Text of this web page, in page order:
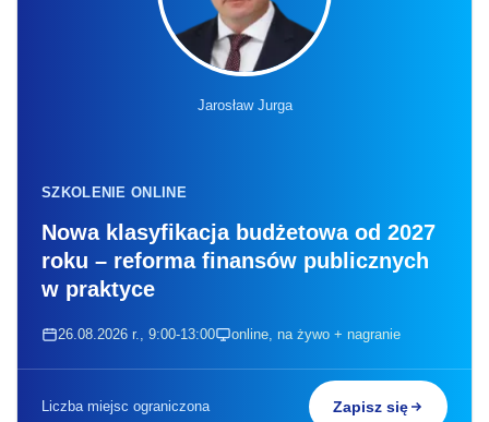
Jarosław Jurga
SZKOLENIE ONLINE
Nowa klasyfikacja budżetowa od 2027
roku – reforma finansów publicznych
w praktyce
26.08.2026 r., 9:00-13:00 online, na żywo + nagranie
Liczba miejsc ograniczona Zapisz się